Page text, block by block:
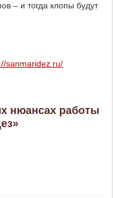
– и тогда клопы будут
sanmaridez.ru/
нюансах работы